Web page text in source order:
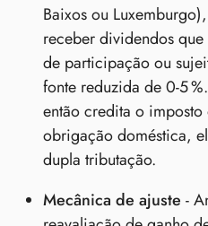
Baixos ou
receber dividendos
de participação ou
fonte reduzida de 0‑5
então credita o imposto
obrigação doméstica,
dupla tributação.
Mecânica de ajuste -